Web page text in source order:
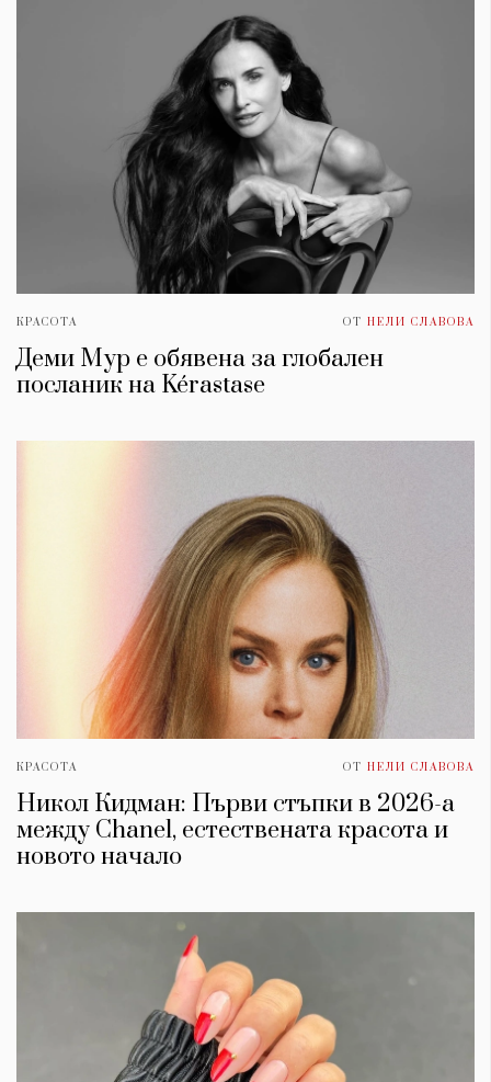
КРАСОТА ОТ НЕЛИ СЛАВОВА
Деми Мур е обявена за глобален
посланик на Kérastase
КРАСОТА ОТ НЕЛИ СЛАВОВА
Никол Кидман: Първи стъпки в 2026-а
между Chanel, естествената красота и
новото начало
КАТЕГОРИИ ЗА НАС
ползване
За нас
Реклама
Политика за
поверителност
ModerenDom
СЛЕДВАЙТЕ НИ
Facebook
Pinterest
YouTube
Spotify Soundcloud
седмичния ни нюзлетър тук:
© 2026, HighViewArt | Всички права запазени